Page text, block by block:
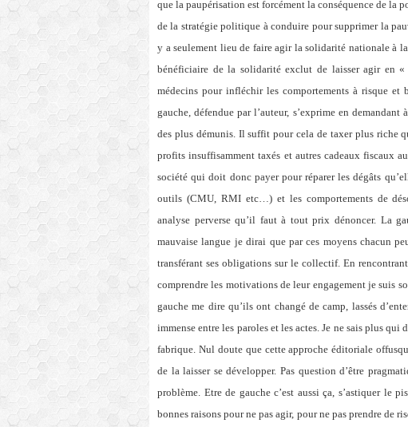
que la paupérisation est forcément la conséquence de la
de la stratégie politique à conduire pour supprimer la
y a seulement lieu de faire agir la solidarité nationale à
bénéficiaire de la solidarité exclut de laisser agir en
médecins pour infléchir les comportements à risque
gauche, défendue par l’auteur, s’exprime en
des plus démunis. Il suffit pour cela de taxer plus riche
profits insuffisamment taxés et autres cadeaux fiscaux
société qui doit donc payer pour réparer les dégâts
outils (CMU, RMI etc…) et les comportements de
analyse perverse qu’il faut à tout prix dénoncer. La
mauvaise langue je dirai que par ces moyens chacun
transférant ses obligations sur le collectif. En
comprendre les motivations de leur engagement je suis
gauche me dire qu’ils ont changé de camp, lassés
immense entre les paroles et les actes. Je ne sais plus
fabrique. Nul doute que cette approche éditoriale
de la laisser se développer. Pas question d’être
problème. Etre de gauche c’est aussi ça, s’astiquer le
bonnes raisons pour ne pas agir, pour ne pas prendre de